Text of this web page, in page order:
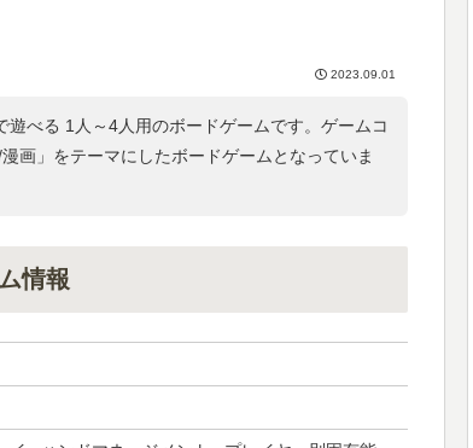
2023.09.01
べる 1人～4人用のボードゲームです。ゲームコ
画 」をテーマにしたボードゲームとなっていま
情報